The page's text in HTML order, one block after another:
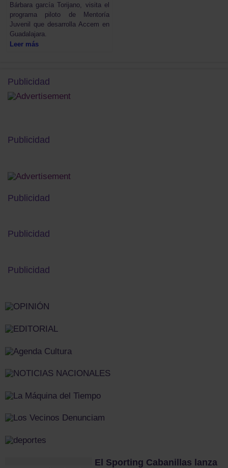
Bárbara garcía Torijano, visita el
programa piloto de Mentoría
Juvenil que desarrolla Accem en
Guadalajara.
Leer más
Publicidad
Publicidad
Publicidad
Publicidad
Publicidad
El Sporting Cabanillas lanza